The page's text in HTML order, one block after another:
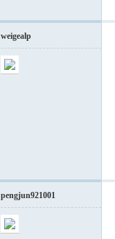
weigealp
pengjun921001